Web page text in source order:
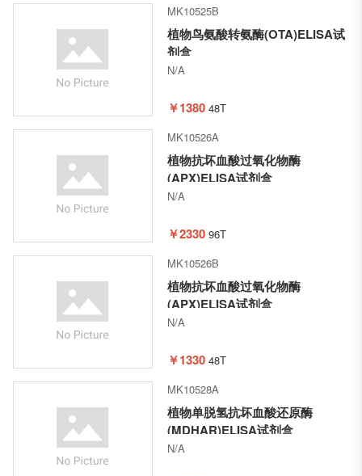
MK10525B
植物鸟氨酸转氨酶(OTA)ELISA试
剂盒
N/A
￥1380 48T
MK10526A
植物抗坏血酸过氧化物酶
(APX)ELISA试剂盒
N/A
￥2330 96T
MK10526B
植物抗坏血酸过氧化物酶
(APX)ELISA试剂盒
N/A
￥1330 48T
MK10528A
植物单脱氢抗坏血酸还原酶
(MDHAR)ELISA试剂盒
N/A